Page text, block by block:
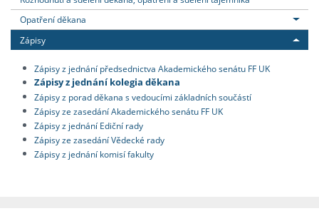
Opatření děkana
Zápisy
Zápisy z jednání předsednictva Akademického senátu FF UK
Zápisy z jednání kolegia děkana
Zápisy z porad děkana s vedoucími základních součástí
Zápisy ze zasedání Akademického senátu FF UK
Zápisy z jednání Ediční rady
Zápisy ze zasedání Vědecké rady
Zápisy z jednání komisí fakulty